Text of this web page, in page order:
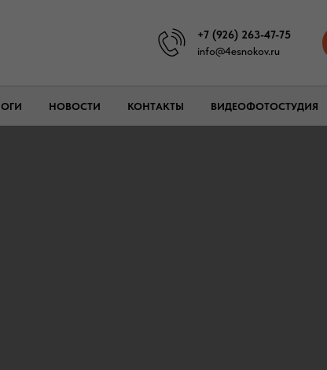
+7 (926) 263-47-75
info@4esnokov.ru
НОВОСТИ КОНТАКТЫ ВИДЕОФОТОСТУДИЯ